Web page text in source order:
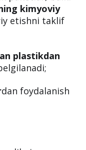
paketlar, balki
etishni taklif
plastikdan